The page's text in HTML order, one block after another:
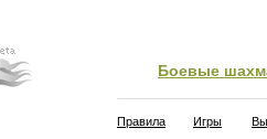
Боевые
Правила Игры